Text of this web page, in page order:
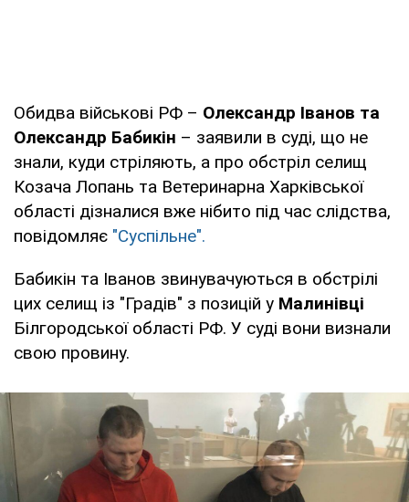
Обидва військові РФ – Олександр Іванов та
Олександр Бабикін – заявили в суді, що не
знали, куди стріляють, а про обстріл селищ
Козача Лопань та Ветеринарна Харківської
області дізналися вже нібито під час слідства,
повідомляє "Суспільне".
Бабикін та Іванов звинувачуються в обстрілі
цих селищ із "Градів" з позицій у Малинівці
Білгородської області РФ. У суді вони визнали
свою провину.